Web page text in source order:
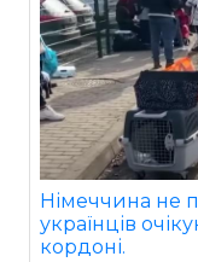
Німеччина не
українців
кордоні.